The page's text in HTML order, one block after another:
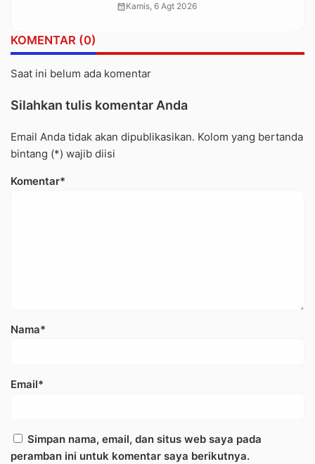
Warga Terdampak Longsor di
calendar_monthKamis, 6 Agt 2026
KOMENTAR (0)
Saat ini belum ada komentar
Silahkan tulis komentar Anda
Email Anda tidak akan dipublikasikan. Kolom yang bertanda
bintang (*) wajib diisi
Komentar*
Nama*
Email*
Simpan nama, email, dan situs web saya pada
peramban ini untuk komentar saya berikutnya.